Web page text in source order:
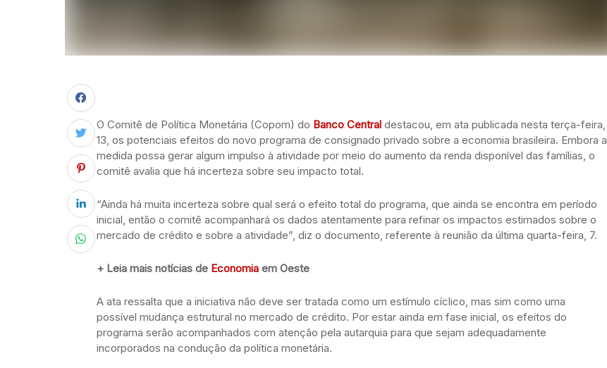
O Comitê de Política Monetária (Copom) do Banco Central destacou, em ata publicada nesta terça-feira,
13, os potenciais efeitos do novo programa de consignado privado sobre a economia brasileira. Embora a
medida possa gerar algum impulso à atividade por meio do aumento da renda disponível das famílias, o
comitê avalia que há incerteza sobre seu impacto total.
“Ainda há muita incerteza sobre qual será o efeito total do programa, que ainda se encontra em período
inicial, então o comitê acompanhará os dados atentamente para refinar os impactos estimados sobre o
mercado de crédito e sobre a atividade”, diz o documento, referente à reunião da última quarta-feira, 7.
+ Leia mais notícias de Economia em Oeste
A ata ressalta que a iniciativa não deve ser tratada como um estímulo cíclico, mas sim como uma
possível mudança estrutural no mercado de crédito. Por estar ainda em fase inicial, os efeitos do
programa serão acompanhados com atenção pela autarquia para que sejam adequadamente
incorporados na condução da política monetária.